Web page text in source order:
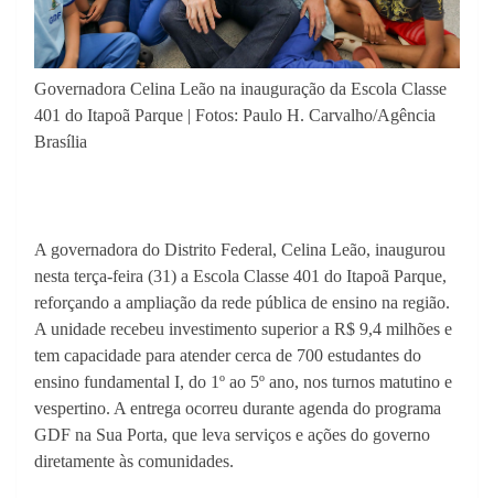
Governadora Celina Leão na inauguração da Escola Classe
401 do Itapoã Parque | Fotos: Paulo H. Carvalho/Agência
Brasília
A governadora do Distrito Federal, Celina Leão, inaugurou
nesta terça-feira (31) a Escola Classe 401 do Itapoã Parque,
reforçando a ampliação da rede pública de ensino na região.
A unidade recebeu investimento superior a R$ 9,4 milhões e
tem capacidade para atender cerca de 700 estudantes do
ensino fundamental I, do 1º ao 5º ano, nos turnos matutino e
vespertino. A entrega ocorreu durante agenda do programa
GDF na Sua Porta, que leva serviços e ações do governo
diretamente às comunidades.